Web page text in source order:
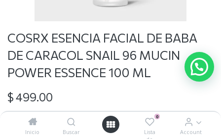
Inicio Buscar
0
Lista
Account
COSRX ESENCIA FACIAL DE BABA
DE CARACOL SNAIL 96 MUCIN
POWER ESSENCE 100 ML
$499.00